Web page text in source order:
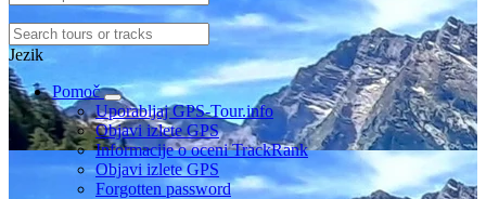
Jezik
Pomoč
Uporabljaj GPS-Tour.info
Objavi izlete GPS
Informacije o oceni TrackRank
Objavi izlete GPS
Forgotten password